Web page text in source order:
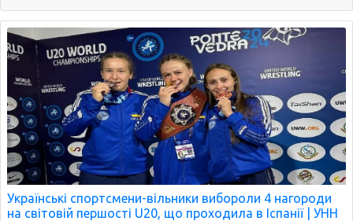
Українські спортсмени-вільники вибороли 4 нагороди
на світовій першості U20, що проходила в Іспанії | УНН